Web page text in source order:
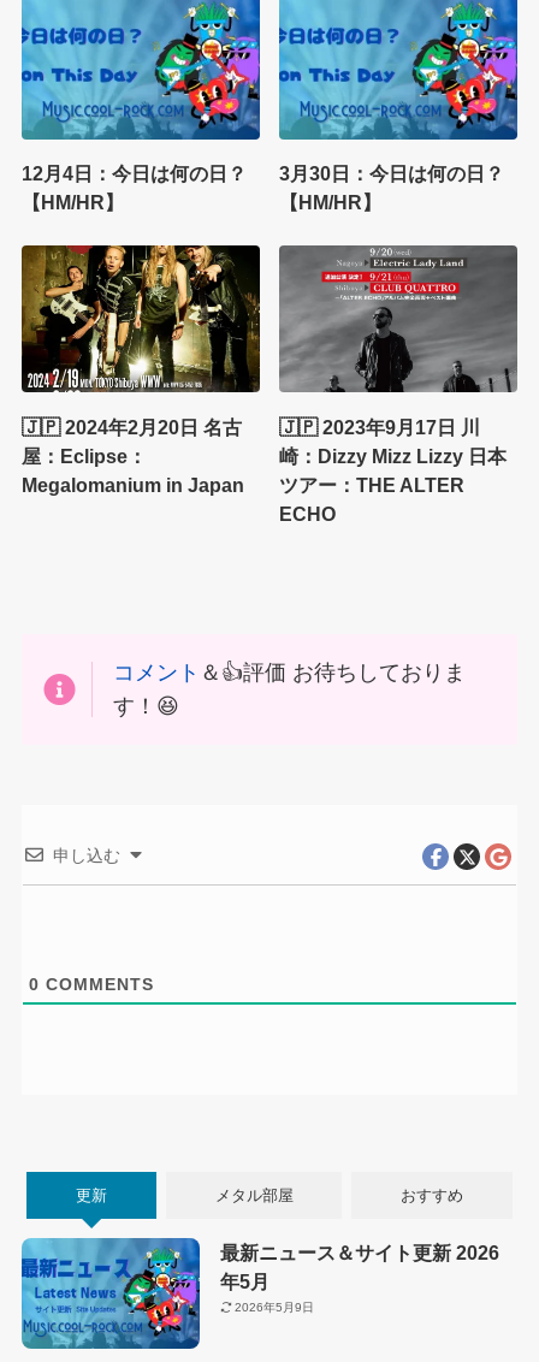
12月4日：今日は何の日？
【HM/HR】
3月30日：今日は何の日？
【HM/HR】
🇯🇵 2024年2月20日 名古
屋：Eclipse：
Megalomanium in Japan
🇯🇵 2023年9月17日 川
崎：Dizzy Mizz Lizzy 日本
ツアー：THE ALTER
ECHO
コメント ＆👍評価 お待ちしておりま
す！😆
申し込む
0 COMMENTS
更新 メタル部屋 おすすめ
最新ニュース＆サイト更新 2026
年5月
2026年5月9日